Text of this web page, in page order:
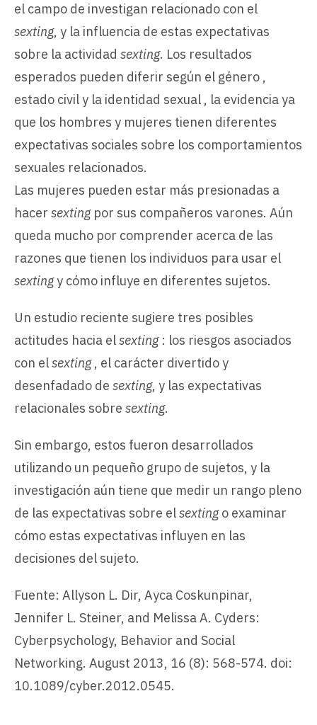
el campo de investigan relacionado con el
sexting, y la influencia de estas expectativas
sobre la actividad sexting. Los resultados
esperados pueden diferir según el género ,
estado civil y la identidad sexual , la evidencia ya
que los hombres y mujeres tienen diferentes
expectativas sociales sobre los comportamientos
sexuales relacionados.
Las mujeres pueden estar más presionadas a
hacer sextingpor sus compañeros varones. Aún
queda mucho por comprender acerca de las
razones que tienen los individuos para usar el
sextingy cómo influye en diferentes sujetos.
Un estudio reciente sugiere tres posibles
actitudes hacia elsexting: los riesgos asociados
con elsexting, el carácter divertido y
desenfadado de sexting, y las expectativas
relacionales sobre sexting.
Sin embargo, estos fueron desarrollados
utilizando un pequeño grupo de sujetos, y la
investigación aún tiene que medir un rango pleno
de las expectativas sobre elsextingo examinar
cómo estas expectativas influyen en las
decisiones del sujeto.
Fuente: Allyson L. Dir, Ayca Coskunpinar,
Jennifer L. Steiner, and Melissa A. Cyders:
Cyberpsychology, Behavior and Social
Networking. August 2013, 16 (8): 568-574. doi:
10.1089/cyber.2012.0545.